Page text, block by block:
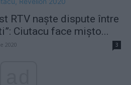
RTV naște dispute între
Ciutacu face mișto...
2020 3